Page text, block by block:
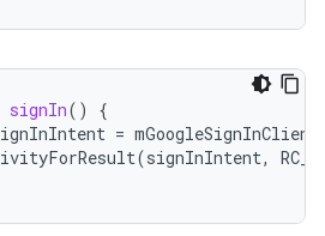
signIn()
{
= mGoogleSignInClient
(signInIntent,